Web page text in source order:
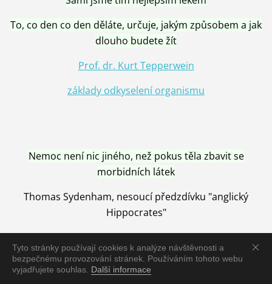
Tyto stránky používají cookies k analýze návštěvnosti a
bezpečnému provozování stránek. Používáním tohoto webu
vyjadřujete souhlas. Další informace
To, co den co den děláte, určuje, jakým způsobem a jak
dlouho budete žít
Prof. dr. Kurt Tepperwein
základy odkyselení organismu
Nemoc není nic jiného, než pokus těla zbavit se
morbidních látek
Thomas Sydenham, nesoucí předzdívku "anglický
Hippocrates"
Nemoc je vyléčena jen pomocí Přírody, neutralizací a